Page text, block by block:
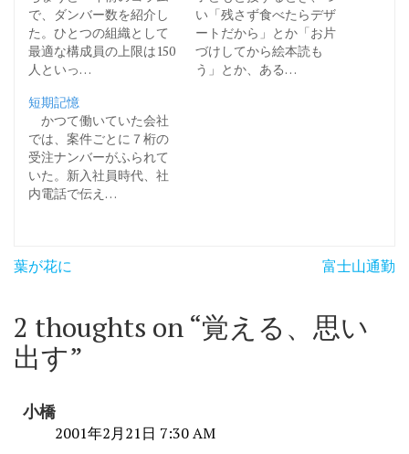
で、ダンバー数を紹介し
た。ひとつの組織として
最適な構成員の上限は150
人といっ…
い「残さず食べたらデザ
ートだから」とか「お片
づけしてから絵本読も
う」とか、ある…
短期記憶
かつて働いていた会社
では、案件ごとに７桁の
受注ナンバーがふられて
いた。新入社員時代、社
内電話で伝え…
投
ナ
ビ
ゲ
ー
葉が花に 富士山通勤
2 thoughts on “覚える、思い
出す”
小橋
2001年2月21日 7:30 AM